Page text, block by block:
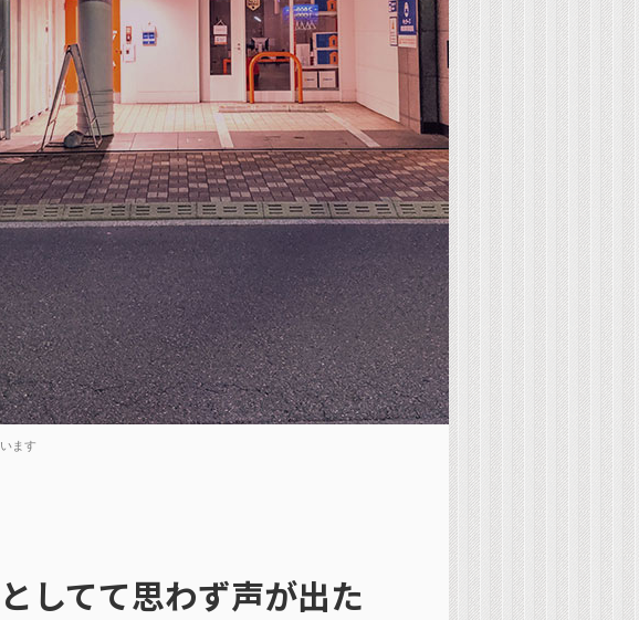
ます
してて思わず声が出た